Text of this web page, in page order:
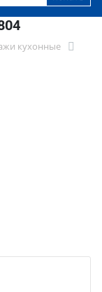
кухонные